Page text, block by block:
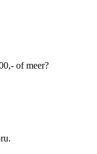
of meer?